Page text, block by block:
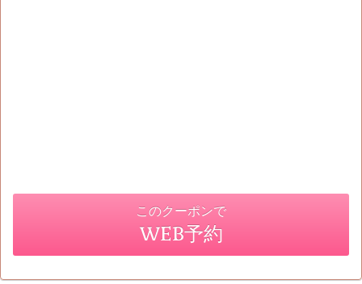
このクーポンで
WEB予約